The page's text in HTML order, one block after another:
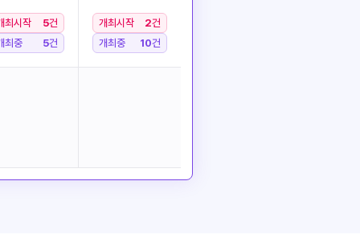
최시작 5건
최중
5건
개최시작 2건
개최중
10건